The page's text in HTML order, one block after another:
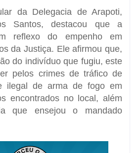
da Delegacia de Arapoti,
Santos, destacou que a
reflexo do empenho em
da Justiça. Ele afirmou que,
do indivíduo que fugiu, este
pelos crimes de tráfico de
ilegal de arma de fogo em
encontrados no local, além
que ensejou o mandado